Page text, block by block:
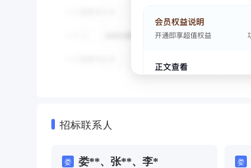
招标联系人
娄 娄**、张**、李* 娄